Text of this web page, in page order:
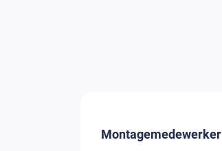
Montagemedewerker